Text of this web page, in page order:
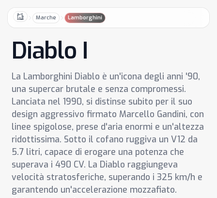
HomeMarche Lamborghini
Diablo I
La Lamborghini Diablo è un'icona degli anni '90,
una supercar brutale e senza compromessi.
Lanciata nel 1990, si distinse subito per il suo
design aggressivo firmato Marcello Gandini, con
linee spigolose, prese d'aria enormi e un'altezza
ridottissima. Sotto il cofano ruggiva un V12 da
5.7 litri, capace di erogare una potenza che
superava i 490 CV. La Diablo raggiungeva
velocità stratosferiche, superando i 325 km/h e
garantendo un'accelerazione mozzafiato.